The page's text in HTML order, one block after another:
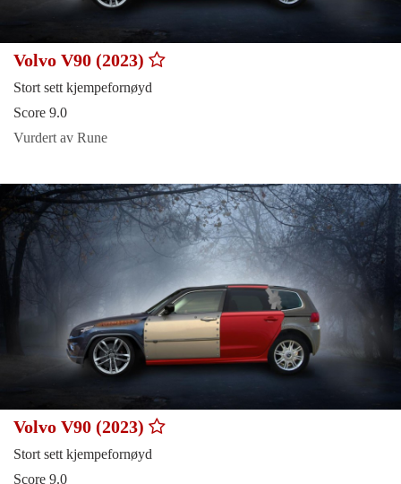
Volvo V90 (2023)
Stort sett kjempefornøyd
Score 9.0
Vurdert av Rune
Volvo V90 (2023)
Stort sett kjempefornøyd
Score 9.0